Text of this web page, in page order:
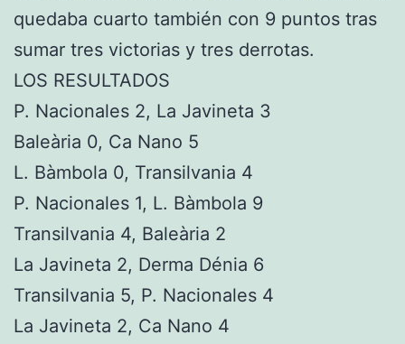
quedaba cuarto también con 9 puntos tras
sumar tres victorias y tres derrotas.
LOS RESULTADOS
P. Nacionales 2, La Javineta 3
Baleària 0, Ca Nano 5
L. Bàmbola 0, Transilvania 4
P. Nacionales 1, L. Bàmbola 9
Transilvania 4, Baleària 2
La Javineta 2, Derma Dénia 6
Transilvania 5, P. Nacionales 4
La Javineta 2, Ca Nano 4